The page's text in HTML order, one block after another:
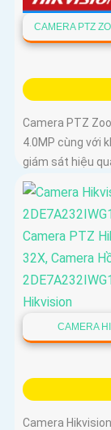
CAMERA PTZ
Camera PTZ
4.0MP cùng với
giám sát hiệu
CAMERA
Camera